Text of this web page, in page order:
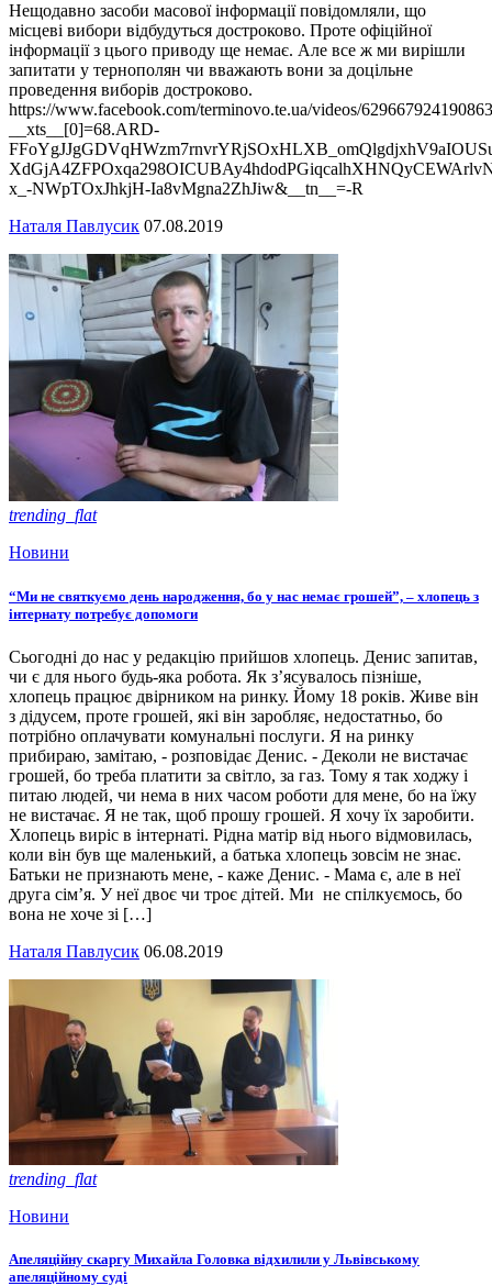
Нещодавно засоби масової інформації повідомляли, що
місцеві вибори відбудуться достроково. Проте офіційної
інформації з цього приводу ще немає. Але все ж ми вирішли
запитати у тернополян чи вважають вони за доцільне
проведення виборів достроково.
https://www.facebook.com/terminovo.te.ua/videos/
__xts__[0]=68.ARD-
x_-NWpTOxJhkjH-Ia8vMgna2ZhJiw&__tn__=-R
Наталя Павлусик 07.08.2019
trending_flat
Новини
“Ми не святкуємо день народження, бо у нас немає грошей”, – хлопець з
інтернату потребує допомоги
Сьогодні до нас у редакцію прийшов хлопець. Денис запитав,
чи є для нього будь-яка робота. Як з’ясувалось пізніше,
хлопець працює двірником на ринку. Йому 18 років. Живе він
з дідусем, проте грошей, які він заробляє, недостатньо, бо
потрібно оплачувати комунальні послуги. Я на ринку
прибираю, замітаю, - розповідає Денис. - Деколи не вистачає
грошей, бо треба платити за світло, за газ. Тому я так ходжу і
питаю людей, чи нема в них часом роботи для мене, бо на їжу
не вистачає. Я не так, щоб прошу грошей. Я хочу їх заробити.
Хлопець виріс в інтернаті. Рідна матір від нього відмовилась,
коли він був ще маленький, а батька хлопець зовсім не знає.
Батьки не признають мене, - каже Денис. - Мама є, але в неї
друга сім’я. У неї двоє чи троє дітей. Ми не спілкуємось, бо
вона не хоче зі […]
Наталя Павлусик 06.08.2019
trending_flat
Новини
Апеляційну скаргу Михайла Головка відхилили у Львівському
апеляційному суді